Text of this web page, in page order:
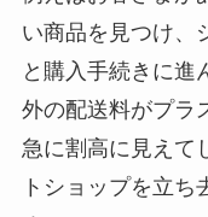
い商品を見つけ、
と購入手続きに進
外の配送料がプラ
急に割高に見えて
トショップを立ち